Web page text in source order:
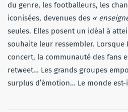
du genre, les footballeurs, les
iconisées, devenues des «
seules. Elles posent un idéal à
souhaite leur ressembler. Lorsque
concert, la communauté des fans
retweet… Les grands groupes
surplus d’émotion… Le monde